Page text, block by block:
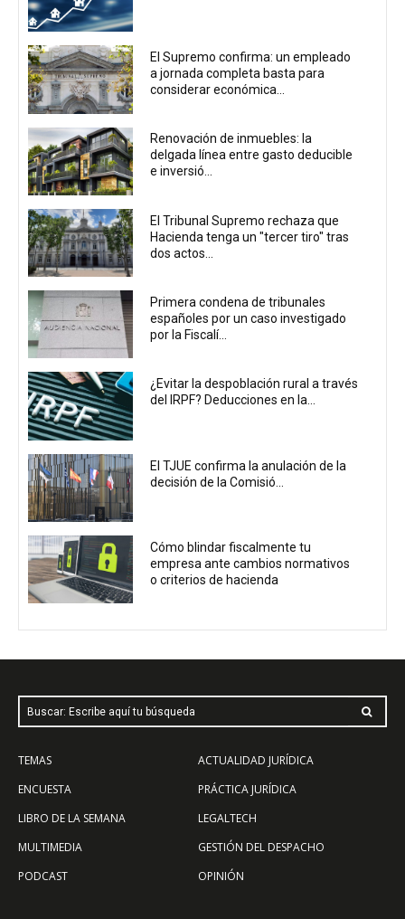
El Supremo confirma: un empleado
a jornada completa basta para
considerar económica...
Renovación de inmuebles: la
delgada línea entre gasto deducible
e inversió...
El Tribunal Supremo rechaza que
Hacienda tenga un "tercer tiro" tras
dos actos...
Primera condena de tribunales
españoles por un caso investigado
por la Fiscalí...
¿Evitar la despoblación rural a través
del IRPF? Deducciones en la...
El TJUE confirma la anulación de la
decisión de la Comisió...
Cómo blindar fiscalmente tu
empresa ante cambios normativos
o criterios de hacienda
Buscar: Escribe aquí tu búsqueda
TEMAS
ENCUESTA
LIBRO DE LA SEMANA
MULTIMEDIA
PODCAST
ACTUALIDAD JURÍDICA
PRÁCTICA JURÍDICA
LEGALTECH
GESTIÓN DEL DESPACHO
OPINIÓN